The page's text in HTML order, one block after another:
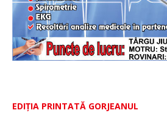
EDIȚIA PRINTATĂ GORJEANUL